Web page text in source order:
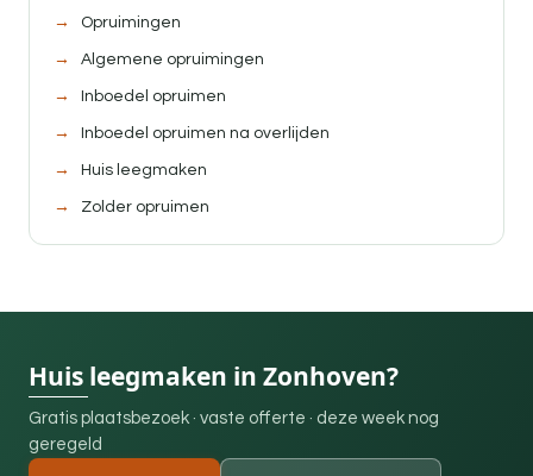
Opruimingen
Algemene opruimingen
Inboedel opruimen
Inboedel opruimen na overlijden
Huis leegmaken
Zolder opruimen
Huis leegmaken in Zonhoven?
Gratis plaatsbezoek · vaste offerte · deze week nog
geregeld